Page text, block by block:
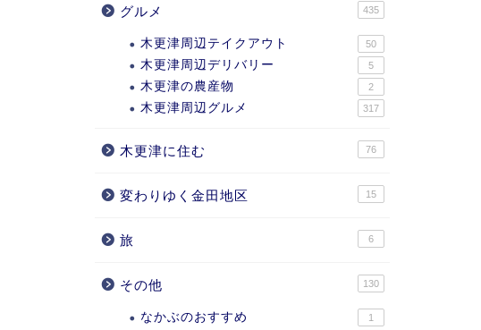
グルメ 435
木更津周辺テイクアウト 50
木更津周辺デリバリー 5
木更津の農産物 2
木更津周辺グルメ 317
木更津に住む 76
変わりゆく金田地区 15
旅 6
その他 130
なかぶのおすすめ 1